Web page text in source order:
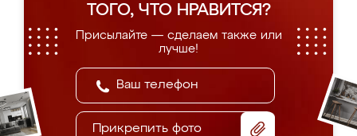
ТОГО, ЧТО НРАВИТСЯ?
Присылайте — сделаем также или
лучше!
Прикрепить фото